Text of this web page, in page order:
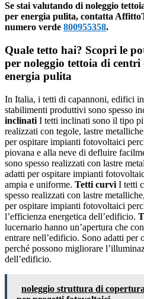
Se stai valutando di noleggio
per energia pulita, contatta
numero verde 800955358.
Quale tetto hai? Scopri le
per noleggio tettoia di
energia pulita
In Italia, i tetti di capannoni, edifici
stabilimenti produttivi sono spesso
inclinati I tetti inclinati sono il tipo
realizzati con tegole, lastre
per ospitare impianti fotovoltaici
piovana e alla neve di defluire
sono spesso realizzati con lastre
adatti per ospitare impianti
ampia e uniforme. Tetti curvi I tetti
spesso realizzati con lastre
per ospitare impianti fotovoltaici
l’efficienza energetica dell’edificio.
lucernario hanno un’apertura che
entrare nell’edificio. Sono adatti per
perché possono migliorare
dell’edificio.
noleggio struttura di